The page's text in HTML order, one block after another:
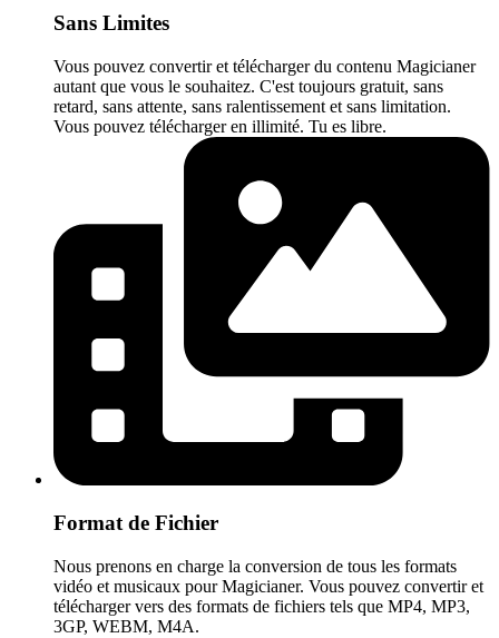
Sans Limites
Vous pouvez convertir et télécharger du contenu Magicianer
autant que vous le souhaitez. C'est toujours gratuit, sans
retard, sans attente, sans ralentissement et sans limitation.
Vous pouvez télécharger en illimité. Tu es libre.
Format de Fichier
Nous prenons en charge la conversion de tous les formats
vidéo et musicaux pour Magicianer. Vous pouvez convertir et
télécharger vers des formats de fichiers tels que MP4, MP3,
3GP, WEBM, M4A.